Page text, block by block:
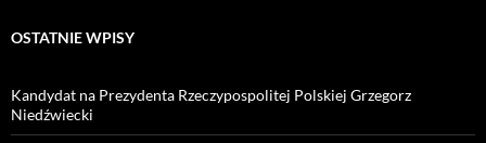
OSTATNIE WPISY
Kandydat na Prezydenta Rzeczypospolitej Polskiej Grzegorz
Niedźwiecki